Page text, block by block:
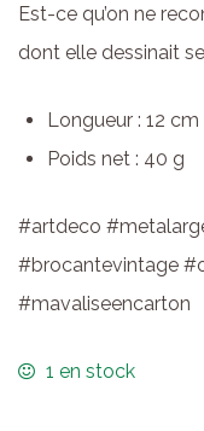
Est-ce qu’on ne
dont elle dessinait
Longueur : 12 cm
Poids net : 40 g
#artdeco
#brocantevintage
#mavaliseencarton
1 en stock